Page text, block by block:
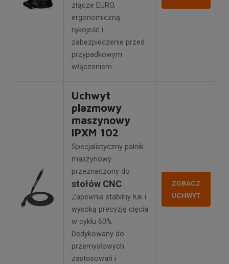
złącze EURO,
ergonomiczną
rękojeść i
zabezpieczenie przed
przypadkowym
włączeniem.
Uchwyt
plazmowy
maszynowy
IPXM 102
Specjalistyczny palnik
maszynowy
przeznaczony do
stołów CNC.
Zapewnia stabilny łuk i
wysoką precyzję cięcia
w cyklu 60%.
Dedykowany do
przemysłowych
zastosowań i
ZOBACZ
UCHWYT